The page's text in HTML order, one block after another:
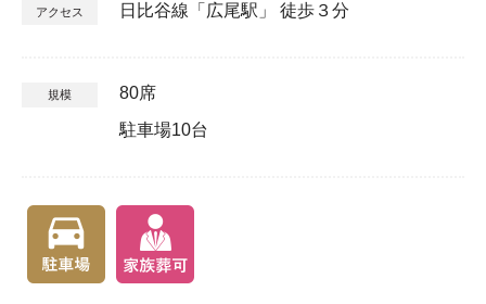
アクセス 日比谷線「広尾駅」 徒歩３分
規模
80席
駐車場10台